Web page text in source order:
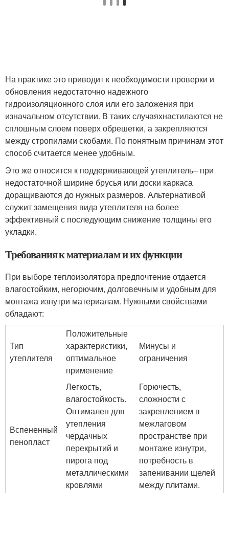
На практике это приводит к необходимости проверки и
обновления недостаточно надежного
гидроизоляционного слоя или его заложения при
изначальном отсутствии. В таких случаяхнастилаются не
сплошным слоем поверх обрешетки, а закрепляются
между стропилами скобами. По понятным причинам этот
способ считается менее удобным.
Это же относится к поддерживающей утеплитель– при
недостаточной ширине брусья или доски каркаса
доращиваются до нужных размеров. Альтернативой
служит замещения вида утеплителя на более
эффективный с последующим снижение толщины его
укладки.
Требования к материалам и их функции
При выборе теплоизолятора предпочтение отдается
влагостойким, негорючим, долговечным и удобным для
монтажа изнутри материалам. Нужными свойствами
обладают:
Тип
утеплителя
Положительные
характеристики,
оптимальное
применение
Минусы и
ограничения
Вспененный
пенопласт
Легкость,
влагостойкость.
Оптимален для
утепления
чердачных
перекрытий и
пирога под
металлическими
кровлями
Горючесть,
сложности с
закреплением в
межлаговом
пространстве при
монтаже изнутри,
потребность в
запенивании щелей
между плитами.